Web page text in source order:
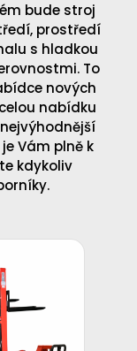
bude stroj
prostředí
s hladkou
To
nových
nabídku
Vám plně k
kdykoliv